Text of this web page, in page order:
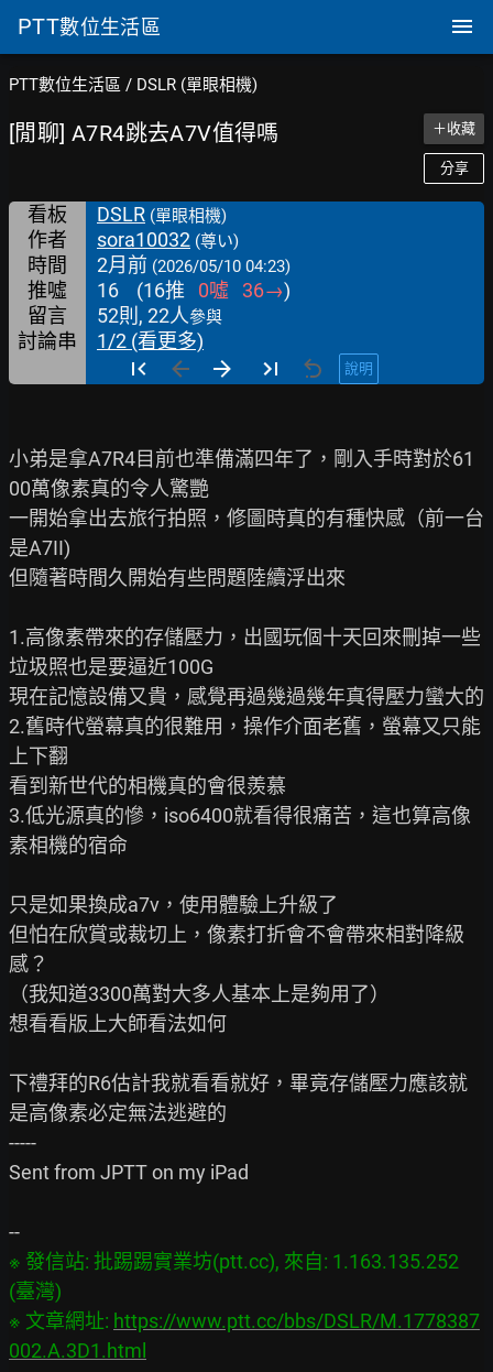
PTT數位生活區
PTT數位生活區 / DSLR (單眼相機)
[閒聊] A7R4跳去A7V值得嗎 ＋收藏
分享
看板 DSLR (單眼相機)
作者 sora10032 (尊い)
時間 2月前 (2026/05/10 04:23)
推噓 16 (16推 0噓 36→)
留言
52則, 22人參與
討論串 1/2 (看更多)
說明
小弟是拿A7R4目前也準備滿四年了，剛入手時對於61
00萬像素真的令人驚艷
一開始拿出去旅行拍照，修圖時真的有種快感（前一台
是A7II)
但隨著時間久開始有些問題陸續浮出來
1.高像素帶來的存儲壓力，出國玩個十天回來刪掉一些
垃圾照也是要逼近100G
現在記憶設備又貴，感覺再過幾過幾年真得壓力蠻大的
2.舊時代螢幕真的很難用，操作介面老舊，螢幕又只能
上下翻
看到新世代的相機真的會很羨慕
3.低光源真的慘，iso6400就看得很痛苦，這也算高像
素相機的宿命
只是如果換成a7v，使用體驗上升級了
但怕在欣賞或裁切上，像素打折會不會帶來相對降級
感？
（我知道3300萬對大多人基本上是夠用了）
想看看版上大師看法如何
下禮拜的R6估計我就看看就好，畢竟存儲壓力應該就
是高像素必定無法逃避的
-----
Sent from JPTT on my iPad
※ 發信站: 批踢踢實業坊(ptt.cc), 來自: 1.163.135.252
(臺灣)
※ 文章網址: https://www.ptt.cc/bbs/DSLR/M.1778387
002.A.3D1.html